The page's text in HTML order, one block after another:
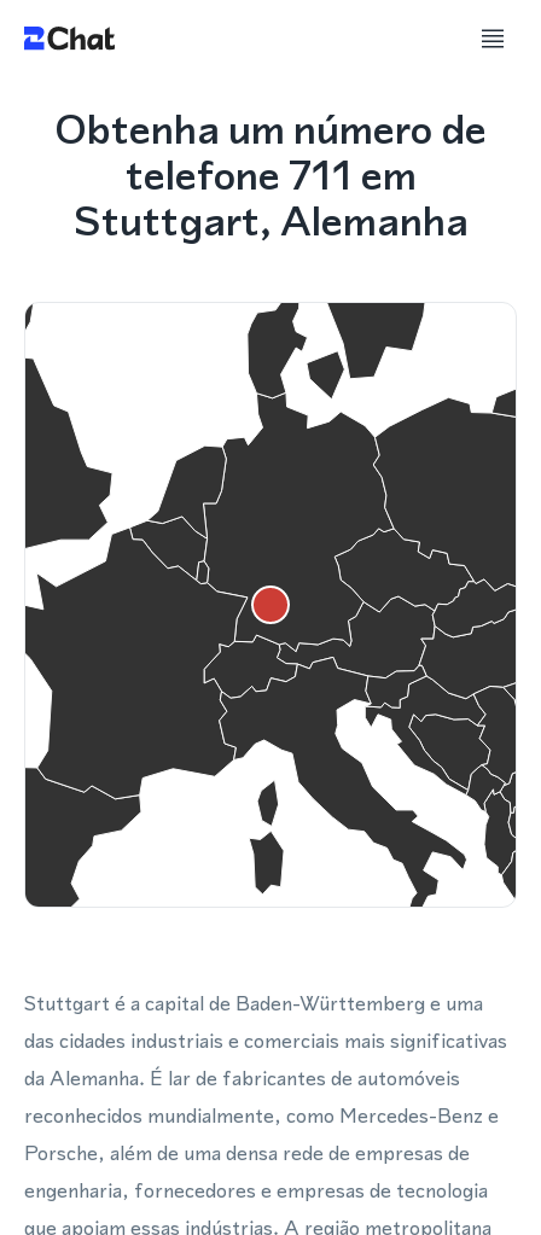
Obtenha um número de
telefone 711 em
Stuttgart, Alemanha
Stuttgart é a capital de Baden-Württemberg e uma
das cidades industriais e comerciais mais significativas
da Alemanha. É lar de fabricantes de automóveis
reconhecidos mundialmente, como Mercedes-Benz e
Porsche, além de uma densa rede de empresas de
engenharia, fornecedores e empresas de tecnologia
que apoiam essas indústrias. A região metropolitana